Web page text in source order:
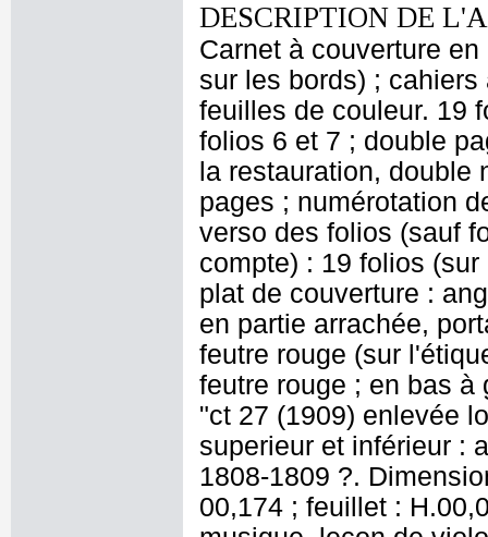
DESCRIPTION DE
Carnet à couverture
sur les bords) ;
feuilles de couleur. 19
folios 6 et 7 ; double
la restauration, double
pages ; numérotation
verso des folios (sauf
compte) : 19 folios
plat de couverture :
en partie arrachée,
feutre rouge (sur
feutre rouge ; en bas à
"ct 27 (1909) enlevée
superieur et inférieur :
1808-1809 ?.
00,174 ; feuillet :